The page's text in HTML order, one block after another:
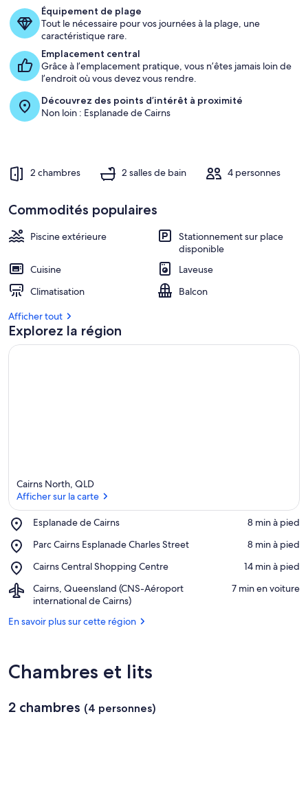
Équipement de plage
Tout le nécessaire pour vos journées à la plage, une
caractéristique rare.
Emplacement central
Grâce à l’emplacement pratique, vous n’êtes jamais loin de
l’endroit où vous devez vous rendre.
Découvrez des points d’intérêt à proximité
Non loin : Esplanade de Cairns
2 chambres 2 salles de bain 4 personnes
Commodités populaires
Piscine extérieure
Stationnement sur place
disponible
Cuisine
Laveuse
Climatisation
Balcon
Afficher tout
Explorez la région
Cairns North, QLD
Afficher sur la carte
Esplanade de Cairns
Place,
de
‪8 min à pied‬
Parc Cairns Esplanade Charles Street
Place,
Cairns
Charles
Street
‪8 min à pied‬
Cairns Central Shopping Centre
Place,
Central
Shopping
Centre
‪14 min à pied‬
Cairns, Queensland (CNS-Aéroport
international de Cairns)
Airport,
Cairns,
(CNS-
Cairns)
‪7 min en voiture‬
En savoir plus sur cette région
Chambres et lits
2 chambres (4 personnes)